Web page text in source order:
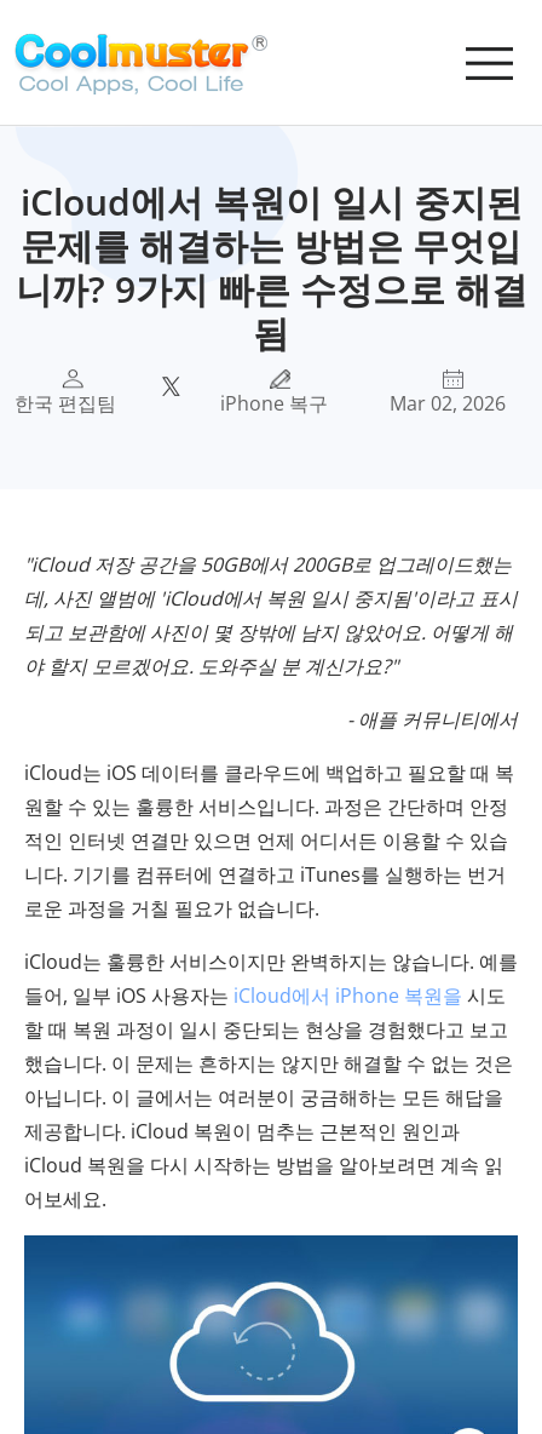
iCloud에서 복원이 일시 중지된
문제를 해결하는 방법은 무엇입
니까? 9가지 빠른 수정으로 해결
됨
한국 편집팀 iPhone 복구 Mar 02, 2026
"iCloud 저장 공간을 50GB에서 200GB로 업그레이드했는
데, 사진 앨범에 'iCloud에서 복원 일시 중지됨'이라고 표시
되고 보관함에 사진이 몇 장밖에 남지 않았어요. 어떻게 해
야 할지 모르겠어요. 도와주실 분 계신가요?"
- 애플 커뮤니티에서
iCloud는 iOS 데이터를 클라우드에 백업하고 필요할 때 복
원할 수 있는 훌륭한 서비스입니다. 과정은 간단하며 안정
적인 인터넷 연결만 있으면 언제 어디서든 이용할 수 있습
니다. 기기를 컴퓨터에 연결하고 iTunes를 실행하는 번거
로운 과정을 거칠 필요가 없습니다.
iCloud는 훌륭한 서비스이지만 완벽하지는 않습니다. 예를
들어, 일부 iOS 사용자는 iCloud에서 iPhone 복원을 시도
할 때 복원 과정이 일시 중단되는 현상을 경험했다고 보고
했습니다. 이 문제는 흔하지는 않지만 해결할 수 없는 것은
아닙니다. 이 글에서는 여러분이 궁금해하는 모든 해답을
제공합니다. iCloud 복원이 멈추는 근본적인 원인과
iCloud 복원을 다시 시작하는 방법을 알아보려면 계속 읽
어보세요.